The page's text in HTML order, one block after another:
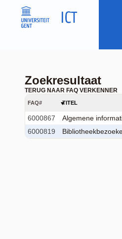
Zoekresultaat
TERUG NAAR FAQ VERKENNER
FAQ# TITEL
6000867 Algemene
6000819